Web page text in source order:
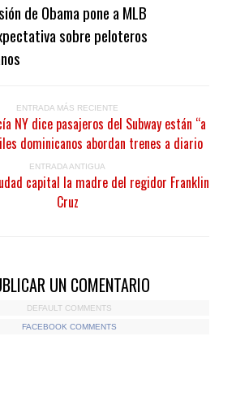
de Obama pone a MLB
sobre peloteros
ENTRADA MÁS RECIENTE
NY dice pasajeros del Subway están “a
dominicanos abordan trenes a diario
ENTRADA ANTIGUA
capital la madre del regidor Franklin
Cruz
UN COMENTARIO
DEFAULT COMMENTS
FACEBOOK COMMENTS